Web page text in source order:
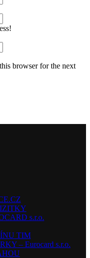
browser for the next
s.r.o.
TIM
– Eurocard s.r.o.